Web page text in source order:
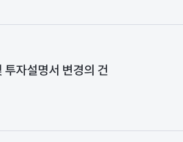
투자설명서 변경의 건